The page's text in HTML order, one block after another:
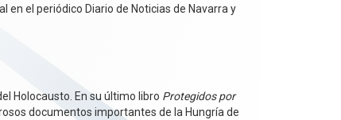
el periódico Diario de Noticias de Navarra y
Holocausto. En su último libro Protegidos por
documentos importantes de la Hungría de